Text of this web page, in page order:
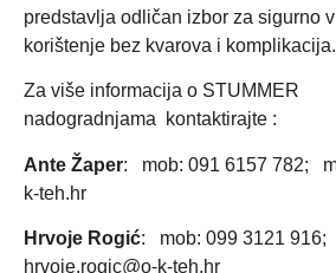
predstavlja odličan izbor za sigurno
korištenje bez kvarova i komplikacija.
Za više informacija o STUMMER
nadogradnjama kontaktirajte :
Ante Žaper: mob: 091 6157 782;
k-teh.hr
Hrvoje Rogić: mob: 099 3121 916;
hrvoje.rogic@o-k-teh.hr